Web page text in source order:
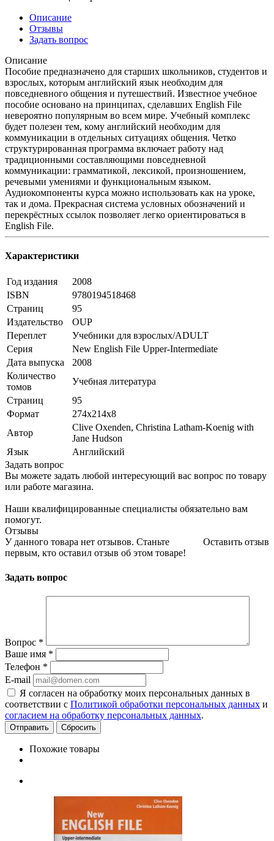
Описание
Отзывы
Задать вопрос
Описание
Пособие предназначено для старших школьников, студентов и
взрослых, которым английский язык необходим для
повседневного общения и путешествий. Известное учебное
пособие основано на принципах, сделавших English File
невероятно популярным во всем мире. Учебный комплекс
будет полезен тем, кому английский необходим для
коммуникации в отдельных ситуациях общения. Четко
структурированная программа включает работу над
традиционными составляющими повседневной
коммуникации: грамматикой, лексикой, произношением,
речевыми умениями и функциональным языком.
Аудиокомпоненты курса можно использовать как на уроке,
так и дома. Прекрасная система условных обозначений и
перекрёстных ссылок позволяет легко ориентироваться в
English File.
Характеристики
Год издания
2008
ISBN
9780194518468
Страниц
95
Издательство
OUP
Переплет
Учебники для взрослых/ADULT
Серия
New English File Upper-Intermediate
Дата выпуска
2008
Количество
томов
Учебная литература
Страниц
95
Формат
274x214x8
Автор
Clive Oxenden, Christina Latham-Koenig with
Jane Hudson
Язык
Английский
Задать вопрос
Вы можете задать любой интересующий вас вопрос по товару
или работе магазина.
Наши квалифицированные специалисты обязательно вам
помогут.
Отзывы
Оставить отзыв
У данного товара нет отзывов. Станьте
первым, кто оставил отзыв об этом товаре!
Задать вопрос
Вопрос *
Ваше имя *
Телефон *
E-mail
Я согласен на обработку моих персональных данных в
соответствии с Политикой обработки персональных данных и
согласием на обработку персональных данных.
Сбросить
Похожие товары